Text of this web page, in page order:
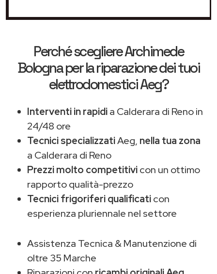
Perché scegliereArchimede
Bolognaper la riparazione dei tuoi
elettrodomestici Aeg?
Interventi in rapidia Calderara di Reno in
24/48 ore
Tecnici specializzatiAeg, nella tua zona
a Calderara di Reno
Prezzi molto competitivicon un ottimo
rapporto qualità-prezzo
Tecnici frigoriferi qualificaticon
esperienza pluriennale nel settore
Assistenza Tecnica & Manutenzione di
oltre 35 Marche